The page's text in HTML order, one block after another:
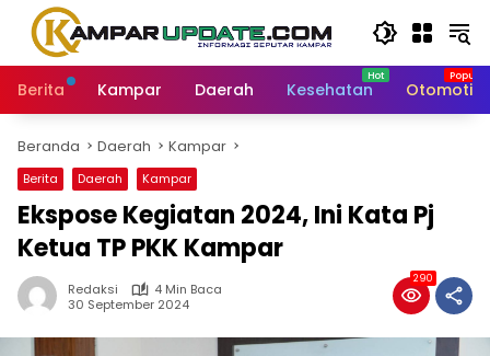
Langsung
konten
Berita
Kampar Daerah Kesehatan Otomotif
Beranda Daerah Kampar
Berita Daerah Kampar
Ekspose Kegiatan 2024, Ini Kata Pj
Ketua TP PKK Kampar
Redaksi
4 Min Baca
30 September 2024
290